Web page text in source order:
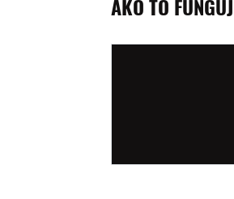
AKO TO